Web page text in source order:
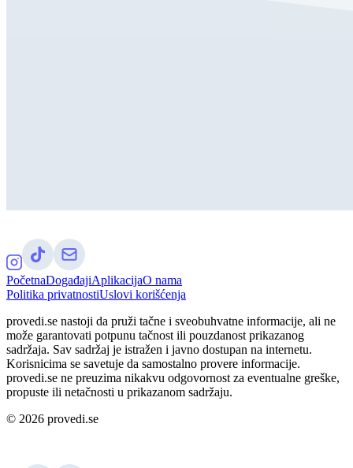
PočetnaDogađajiAplikacijaO nama
Politika privatnostiUslovi korišćenja
provedi.se nastoji da pruži tačne i sveobuhvatne informacije, ali ne
može garantovati potpunu tačnost ili pouzdanost prikazanog
sadržaja. Sav sadržaj je istražen i javno dostupan na internetu.
Korisnicima se savetuje da samostalno provere informacije.
provedi.se ne preuzima nikakvu odgovornost za eventualne greške,
propuste ili netačnosti u prikazanom sadržaju.
© 2026 provedi.se